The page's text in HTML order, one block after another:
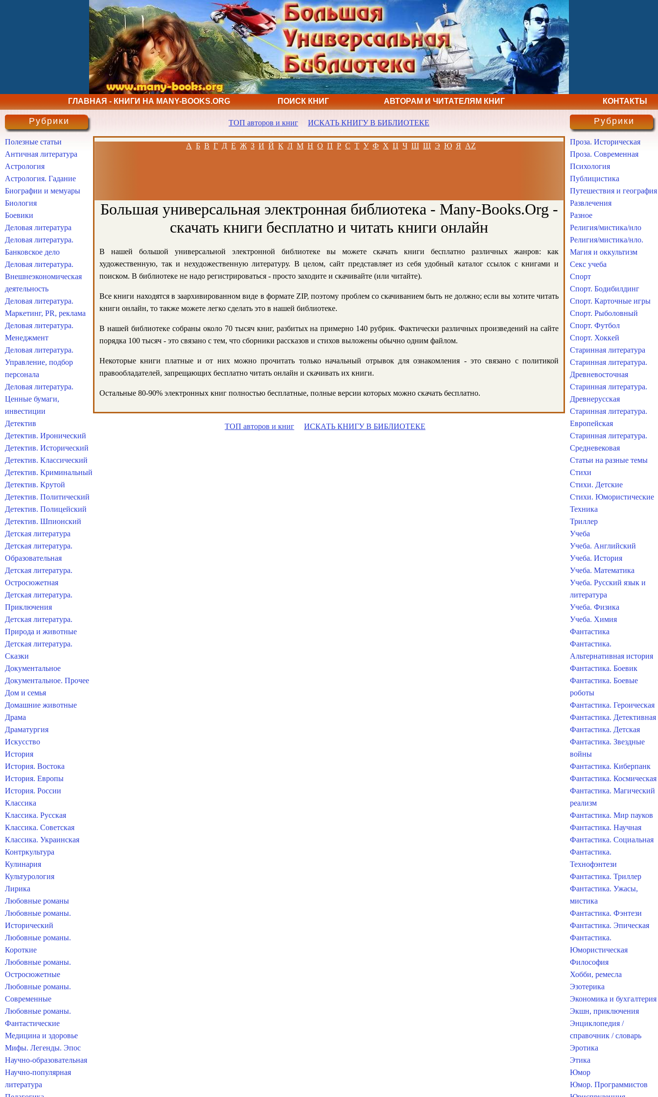
ГЛАВНАЯ - КНИГИ НА MANY-BOOKS.ORG ПОИСК КНИГ АВТОРАМ И ЧИТАТЕЛЯМ КНИГ КОНТАКТЫ
ТОП авторов и книг ИСКАТЬ КНИГУ В БИБЛИОТЕКЕ
А Б В Г Д Е Ж З И Й К Л М Н О П Р С Т У Ф Х Ц Ч Ш Щ Э Ю Я AZ
Большая универсальная электронная библиотека - Many-Books.Org -
скачать книги бесплатно и читать книги онлайн
В нашей большой универсальной электронной библиотеке вы можете скачать книги бесплатно различных жанров: как
художественную, так и нехудожественную литературу. В целом, сайт представляет из себя удобный каталог ссылок с книгами и
поиском. В библиотеке не надо регистрироваться - просто заходите и скачивайте (или читайте).
Все книги находятся в заархивированном виде в формате ZIP, поэтому проблем со скачиванием быть не должно; если вы хотите читать
книги онлайн, то также можете легко сделать это в нашей библиотеке.
В нашей библиотеке собраны около 70 тысяч книг, разбитых на примерно 140 рубрик. Фактически различных произведений на сайте
порядка 100 тысяч - это связано с тем, что сборники рассказов и стихов выложены обычно одним файлом.
Некоторые книги платные и от них можно прочитать только начальный отрывок для ознакомления - это связано с политикой
правообладателей, запрещающих бесплатно читать онлайн и скачивать их книги.
Остальные 80-90% электронных книг полностью бесплатные, полные версии которых можно скачать бесплатно.
ТОП авторов и книг ИСКАТЬ КНИГУ В БИБЛИОТЕКЕ
Рубрики
Полезные статьи
Античная литература
Астрология
Астрология. Гадание
Биографии и мемуары
Биология
Боевики
Деловая литература
Деловая литература.
Банковское дело
Деловая литература.
Внешнеэкономическая
деятельность
Деловая литература.
Маркетинг, PR, реклама
Деловая литература.
Менеджмент
Деловая литература.
Управление, подбор
персонала
Деловая литература.
Ценные бумаги,
инвестиции
Детектив
Детектив. Иронический
Детектив. Исторический
Детектив. Классический
Детектив. Криминальный
Детектив. Крутой
Детектив. Политический
Детектив. Полицейский
Детектив. Шпионский
Детская литература
Детская литература.
Образовательная
Детская литература.
Остросюжетная
Детская литература.
Приключения
Детская литература.
Природа и животные
Детская литература.
Сказки
Документальное
Документальное. Прочее
Дом и семья
Домашние животные
Драма
Драматургия
Искусство
История
История. Востока
История. Европы
История. России
Классика
Классика. Русская
Классика. Советская
Классика. Украинская
Контркультура
Кулинария
Культурология
Лирика
Любовные романы
Любовные романы.
Исторический
Любовные романы.
Короткие
Любовные романы.
Остросюжетные
Любовные романы.
Современные
Любовные романы.
Фантастические
Медицина и здоровье
Мифы. Легенды. Эпос
Научно-образовательная
Научно-популярная
литература
Рубрики
Проза. Историческая
Проза. Современная
Психология
Публицистика
Путешествия и география
Развлечения
Разное
Религия/мистика/нло
Религия/мистика/нло.
Магия и оккультизм
Секс учеба
Спорт
Спорт. Бодибилдинг
Спорт. Карточные игры
Спорт. Рыболовный
Спорт. Футбол
Спорт. Хоккей
Старинная литература
Старинная литература.
Древневосточная
Старинная литература.
Древнерусская
Старинная литература.
Европейская
Старинная литература.
Средневековая
Статьи на разные темы
Стихи
Стихи. Детские
Стихи. Юмористические
Техника
Триллер
Учеба
Учеба. Английский
Учеба. История
Учеба. Математика
Учеба. Русский язык и
литература
Учеба. Физика
Учеба. Химия
Фантастика
Фантастика.
Альтернативная история
Фантастика. Боевик
Фантастика. Боевые
роботы
Фантастика. Героическая
Фантастика. Детективная
Фантастика. Детская
Фантастика. Звездные
войны
Фантастика. Киберпанк
Фантастика. Космическая
Фантастика. Магический
реализм
Фантастика. Мир пауков
Фантастика. Научная
Фантастика. Социальная
Фантастика.
Технофэнтези
Фантастика. Триллер
Фантастика. Ужасы,
мистика
Фантастика. Фэнтези
Фантастика. Эпическая
Фантастика.
Юмористическая
Философия
Хобби, ремесла
Эзотерика
Экономика и бухгалтерия
Экшн, приключения
Энциклопедия /
справочник / словарь
Эротика
Этика
Юмор
Юмор. Программистов